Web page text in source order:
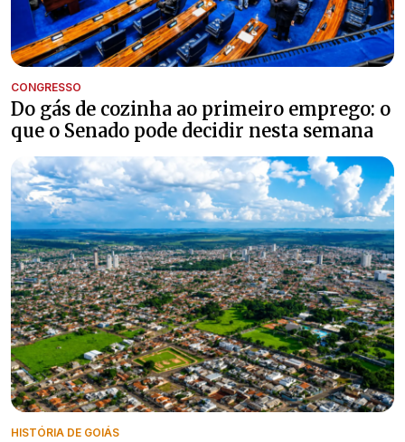
CONGRESSO
Do gás de cozinha ao primeiro emprego: o
que o Senado pode decidir nesta semana
HISTÓRIA DE GOIÁS